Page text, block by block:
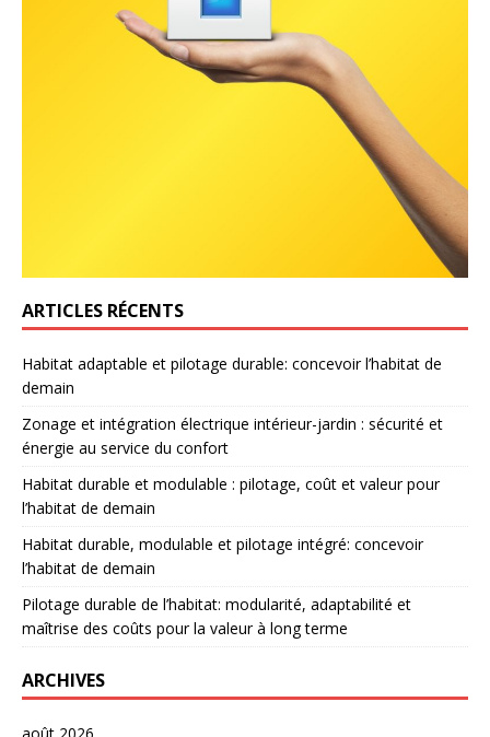
ARTICLES RÉCENTS
Habitat adaptable et pilotage durable: concevoir l’habitat de
demain
Zonage et intégration électrique intérieur-jardin : sécurité et
énergie au service du confort
Habitat durable et modulable : pilotage, coût et valeur pour
l’habitat de demain
Habitat durable, modulable et pilotage intégré: concevoir
l’habitat de demain
Pilotage durable de l’habitat: modularité, adaptabilité et
maîtrise des coûts pour la valeur à long terme
ARCHIVES